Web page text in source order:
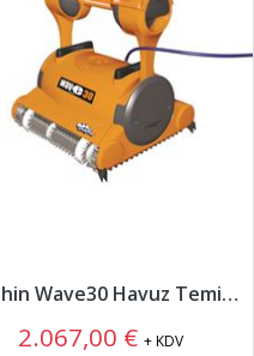
Dolphin Wave30 Havuz Temizleme Robotu
2.067,00 €+ KDV